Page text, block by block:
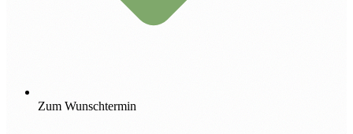
Zum Wunschtermin